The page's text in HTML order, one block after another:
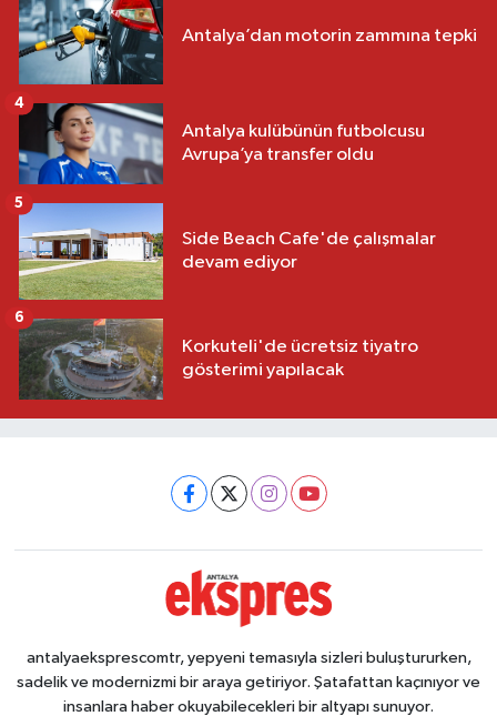
Antalya’dan motorin zammına tepki
Antalya kulübünün futbolcusu
Avrupa’ya transfer oldu
4
Side Beach Cafe'de çalışmalar
devam ediyor
5
Korkuteli'de ücretsiz tiyatro
gösterimi yapılacak
6
antalyaeksprescomtr, yepyeni temasıyla sizleri buluştururken,
sadelik ve modernizmi bir araya getiriyor. Şatafattan kaçınıyor ve
insanlara haber okuyabilecekleri bir altyapı sunuyor.